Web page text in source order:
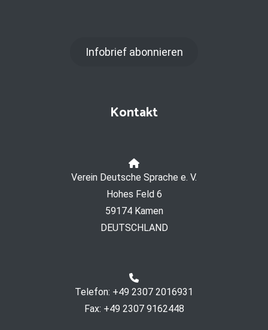
Infobrief abonnieren
Kontakt
Verein Deutsche Sprache e. V.
Hohes Feld 6
59174 Kamen
DEUTSCHLAND
Telefon: +49 2307 2016931
Fax: +49 2307 9162448